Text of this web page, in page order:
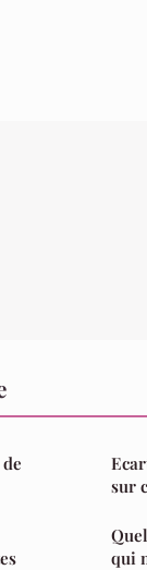
sur
qui